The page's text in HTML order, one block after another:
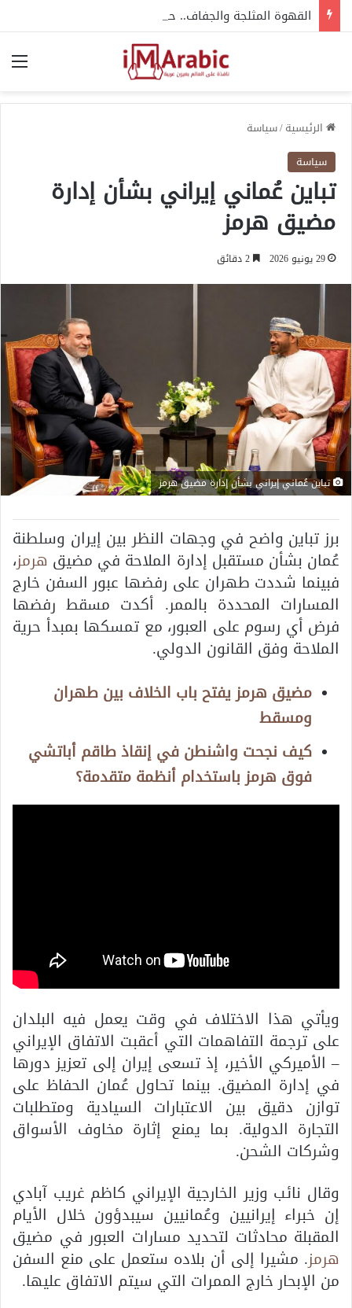
القهوة المثلجة والجفاف.. حقيقة ما يقوله الخبراء
الرئيسية/سياسة
سياسة
تباين عُماني إيراني بشأن إدارة
مضيق هرمز
29 يونيو 2026
تباين عُماني إيراني بشأن إدارة مضيق هرمز
برز تباين واضح في وجهات النظر بين إيران وسلطنة
عُمان بشأن مستقبل إدارة الملاحة في مضيق هرمز،
فبينما شددت طهران على رفضها عبور السفن خارج
المسارات المحددة بالممر. أكدت مسقط رفضها
فرض أي رسوم على العبور، مع تمسكها بمبدأ حرية
الملاحة وفق القانون الدولي.
مضيق هرمز يفتح باب الخلاف بين طهران
ومسقط
كيف نجحت واشنطن في إنقاذ طاقم أباتشي
فوق هرمز باستخدام أنظمة متقدمة؟
ويأتي هذا الاختلاف في وقت يعمل فيه البلدان
على ترجمة التفاهمات التي أعقبت الاتفاق الإيراني
– الأميركي الأخير، إذ تسعى إيران إلى تعزيز دورها
في إدارة المضيق. بينما تحاول عُمان الحفاظ على
توازن دقيق بين الاعتبارات السيادية ومتطلبات
التجارة الدولية. بما يمنع إثارة مخاوف الأسواق
وشركات الشحن.
وقال نائب وزير الخارجية الإيراني كاظم غريب آبادي
إن خبراء إيرانيين وعُمانيين سيبدؤون خلال الأيام
المقبلة محادثات لتحديد مسارات العبور في مضيق
هرمز. مشيرا إلى أن بلاده ستعمل على منع السفن
من الإبحار خارج الممرات التي سيتم الاتفاق عليها.